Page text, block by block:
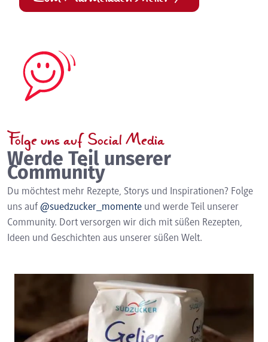
Folge uns auf Social Media
Werde Teil unserer
Community
Du möchtest mehr Rezepte, Storys und Inspirationen? Folge
uns auf @suedzucker_momente und werde Teil unserer
Community. Dort versorgen wir dich mit süßen Rezepten,
Ideen und Geschichten aus unserer süßen Welt.